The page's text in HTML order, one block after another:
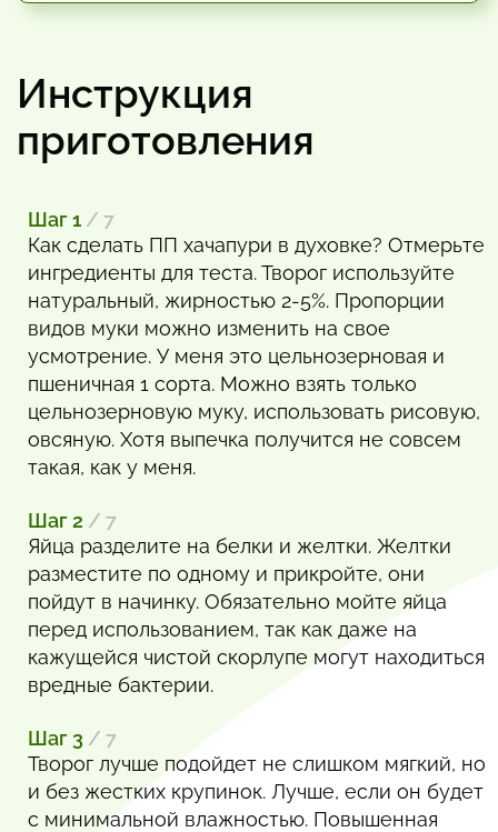
Инструкция
приготовления
Шаг 1 / 7
Как сделать ПП хачапури в духовке? Отмерьте
ингредиенты для теста. Творог используйте
натуральный, жирностью 2-5%. Пропорции
видов муки можно изменить на свое
усмотрение. У меня это цельнозерновая и
пшеничная 1 сорта. Можно взять только
цельнозерновую муку, использовать рисовую,
овсяную. Хотя выпечка получится не совсем
такая, как у меня.
Шаг 2 / 7
Яйца разделите на белки и желтки. Желтки
разместите по одному и прикройте, они
пойдут в начинку. Обязательно мойте яйца
перед использованием, так как даже на
кажущейся чистой скорлупе могут находиться
вредные бактерии.
Шаг 3 / 7
Творог лучше подойдет не слишком мягкий, но
и без жестких крупинок. Лучше, если он будет
с минимальной влажностью. Повышенная